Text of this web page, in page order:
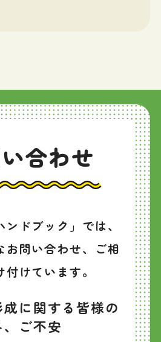
合わせ
ンドブック」では、
お問い合わせ、ご相
けています。
に関する皆様の
ご不安